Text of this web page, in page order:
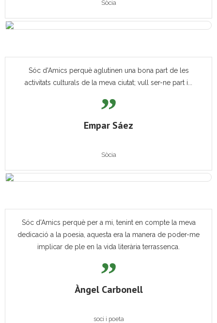
Sòcia
Sóc d'Amics perquè aglutinen una bona part de les
activitats culturals de la meva ciutat; vull ser-ne part i...
Empar Sáez
Sòcia
Sóc d'Amics perquè per a mi, tenint en compte la meva
dedicació a la poesia, aquesta era la manera de poder-me
implicar de ple en la vida literària terrassenca.
Àngel Carbonell
soci i poeta